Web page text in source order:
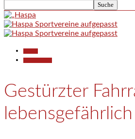
Gestürzter